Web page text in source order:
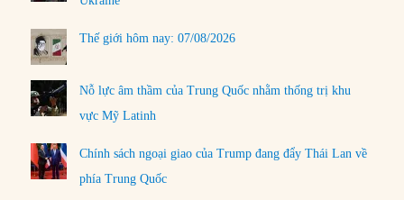
Thế giới hôm nay: 07/08/2026
Nỗ lực âm thầm của Trung Quốc nhằm thống trị khu
vực Mỹ Latinh
Chính sách ngoại giao của Trump đang đẩy Thái Lan về
phía Trung Quốc